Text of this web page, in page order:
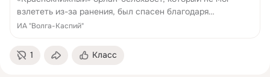
взлететь из-за ранения, был спасен благодаря
совместным усилиям туристов, специалистов
ИА "Волга-Каспий"
1 Класс